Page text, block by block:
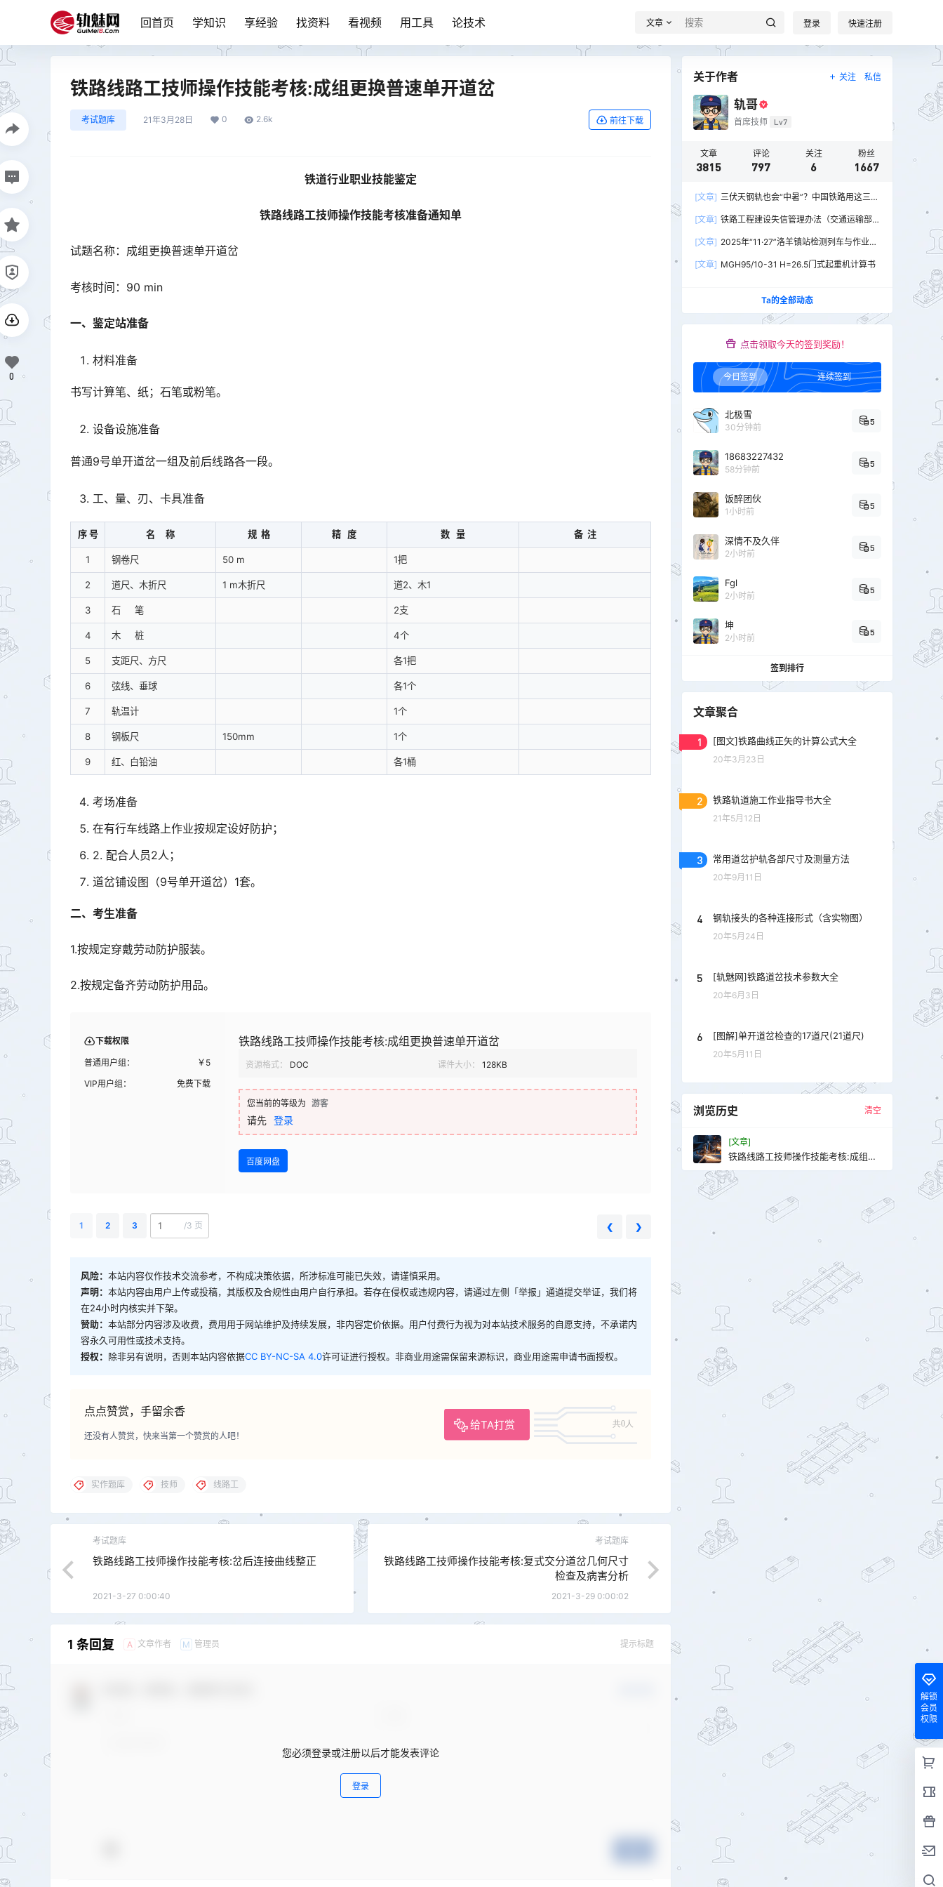
回首页 学知识 享经验 找资料 看视频 用工具 论技术 文章 登录 快速注册
铁路线路工技师操作技能考核:成组更换普速单开道岔
考试题库 21年3月28日 0 2.6k 前往下载
铁道行业职业技能鉴定
铁路线路工技师操作技能考核准备通知单
试题名称：成组更换普速单开道岔
考核时间：90 min
一、鉴定站准备
材料准备
书写计算笔、纸；石笔或粉笔。
设备设施准备
普通9号单开道岔一组及前后线路各一段。
工、量、刃、卡具准备
序 号 名 称 规 格 精 度 数 量 备 注
1 钢卷尺 50 m 1把
2 道尺、木折尺 1 m木折尺 道2、木1
3 石 笔 2支
4 木 桩 4个
5 支距尺、方尺 各1把
6 弦线、垂球 各1个
7 轨温计 1个
8 钢板尺 150mm 1个
9 红、白铅油 各1桶
考场准备
在有行车线路上作业按规定设好防护；
2. 配合人员2人；
道岔铺设图（9号单开道岔）1套。
二、考生准备
1.按规定穿戴劳动防护服装。
2.按规定备齐劳动防护用品。
下载权限
普通用户组： ￥ 5
VIP用户组：
免费下载
铁路线路工技师操作技能考核:成组更换普速单开道岔
资源格式： DOC 课件大小： 128KB
您当前的等级为 游客
请先 登录
百度网盘
1 2 3 /3 页 ❮ ❯
风险： 本站内容仅作技术交流参考，不构成决策依据，所涉标准可能已失效，请谨慎采用。
声明： 本站内容由用户上传或投稿，其版权及合规性由用户自行承担。若存在侵权或违规内容，请通过左侧「举报」通道提交举证，我们将
在24小时内核实并下架。
赞助： 本站部分内容涉及收费，费用用于网站维护及持续发展，非内容定价依据。用户付费行为视为对本站技术服务的自愿支持，不承诺内
容永久可用性或技术支持。
授权： 除非另有说明，否则本站内容依据CC BY-NC-SA 4.0许可证进行授权。非商业用途需保留来源标识，商业用途需申请书面授权。
点点赞赏，手留余香
给TA打赏 共0人
还没有人赞赏，快来当第一个赞赏的人吧！
0
实作题库 技师 线路工
考试题库
铁路线路工技师操作技能考核:岔后连接曲线整正
2021-3-27 0:00:40
考试题库
铁路线路工技师操作技能考核:复式交分道岔几何尺寸
检查及病害分析
2021-3-29 0:00:02
1 条回复 A 文章作者 M 管理员 提示标题
您必须登录或注册以后才能发表评论
登录
关于作者 关注 私信
轨哥
首席技师 Lv7
文章
3815
评论
797
关注
6
粉丝
1667
[文章] 三伏天钢轨也会“中暑”？中国铁路用这三招
[文章] 铁路工程建设失信管理办法（交通运输部
[文章] 2025年“11·27”洛羊镇站检测列车与作业人
[文章] MGH95/10-31 H=26.5门式起重机计算书
Ta的全部动态
点击领取今天的签到奖励！
今日签到 连续签到
北极雪
30分钟前
5
18683227432
58分钟前
5
饭醉团伙
1小时前
5
深情不及久伴
2小时前
5
Fgl
2小时前
5
坤
2小时前
5
签到排行
文章聚合
1 [图文]铁路曲线正矢的计算公式大全
20年3月23日
2 铁路轨道施工作业指导书大全
21年5月12日
3 常用道岔护轨各部尺寸及测量方法
20年9月11日
4 钢轨接头的各种连接形式（含实物图）
20年5月24日
5 [轨魅网]铁路道岔技术参数大全
20年6月3日
6 [图解]单开道岔检查的17道尺(21道尺)
20年5月11日
浏览历史 清空
[文章]
铁路线路工技师操作技能考核:成组更
换普速单开道岔
解锁
会员
权限